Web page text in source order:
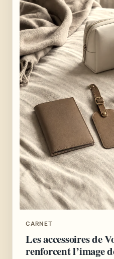
CARNET
Les accessoires de
renforcent l’image